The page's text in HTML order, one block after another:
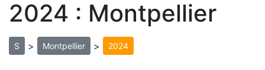
2024 : Montpellier
S > Montpellier > 2024